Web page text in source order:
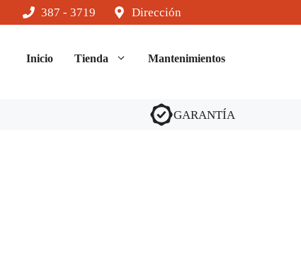
al
387 - 3719 Dirección
Inicio Tienda Mantenimientos
GARANTÍA